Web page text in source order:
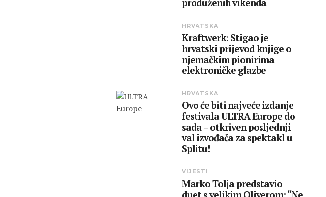
produženih vikenda
HRVATSKA
Kraftwerk: Stigao je
hrvatski prijevod knjige o
njemačkim pionirima
elektroničke glazbe
HRVATSKA
Ovo će biti najveće izdanje
festivala ULTRA Europe do
sada – otkriven posljednji
val izvođača za spektakl u
Splitu!
VIJESTI
Marko Tolja predstavio
duet s velikim Oliverom: “Ne